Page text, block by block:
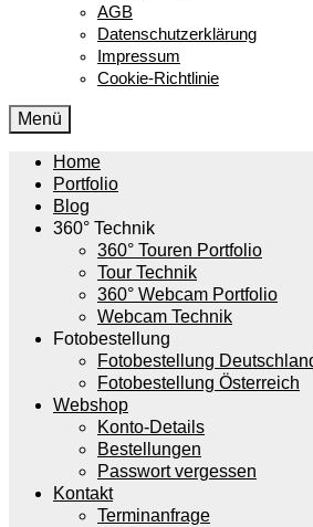
AGB
Datenschutzerklärung
Impressum
Cookie-Richtlinie
Menü
Home
Portfolio
Blog
360° Technik
360° Touren Portfolio
Tour Technik
360° Webcam Portfolio
Webcam Technik
Fotobestellung
Fotobestellung
Fotobestellung Österreich
Webshop
Konto-Details
Bestellungen
Passwort vergessen
Kontakt
Terminanfrage